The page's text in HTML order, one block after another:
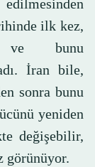
ilk kez,
ve bunu
İran bile,
sonra bunu
yeniden
değişebilir,
görünüyor.